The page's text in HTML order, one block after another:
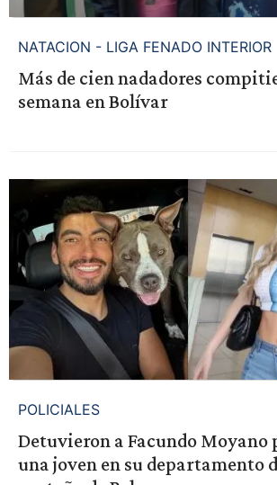
NATACION - LIGA FENADO INTERIOR
Más de cien nadadores
semana en Bolívar
POLICIALES
Detuvieron a Facundo Moyano
una joven en su departamento